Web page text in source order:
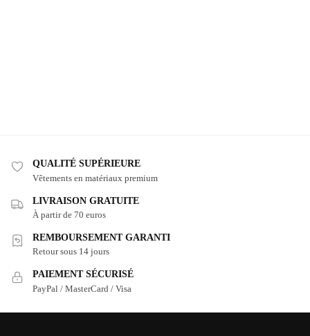
QUALITÉ SUPÉRIEURE
Vêtements en matériaux premium
LIVRAISON GRATUITE
À partir de 70 euros
REMBOURSEMENT GARANTI
Retour sous 14 jours
PAIEMENT SÉCURISÉ
PayPal / MasterCard / Visa